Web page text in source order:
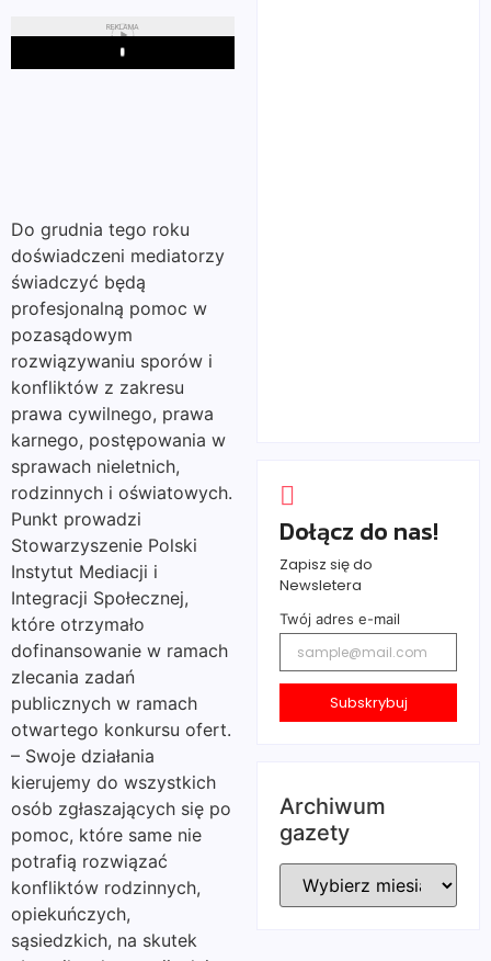
REKLAMA
Play
Do grudnia tego roku
doświadczeni mediatorzy
świadczyć będą
profesjonalną pomoc w
pozasądowym
rozwiązywaniu sporów i
konfliktów z zakresu
prawa cywilnego, prawa
karnego, postępowania w
sprawach nieletnich,
rodzinnych i oświatowych.
Punkt prowadzi
Stowarzyszenie Polski
Instytut Mediacji i
Integracji Społecznej,
które otrzymało
dofinansowanie w ramach
zlecania zadań
publicznych w ramach
otwartego konkursu ofert.
– Swoje działania
kierujemy do wszystkich
osób zgłaszających się po
pomoc, które same nie
potrafią rozwiązać
konfliktów rodzinnych,
opiekuńczych,
sąsiedzkich, na skutek
Dołącz do nas!
Zapisz się do
Newsletera
Twój adres e-mail
Subskrybuj
Archiwum
gazety